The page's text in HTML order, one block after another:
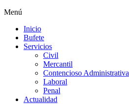
Menú
Inicio
Bufete
Servicios
Civil
Mercantil
Contencioso Administrativa
Laboral
Penal
Actualidad